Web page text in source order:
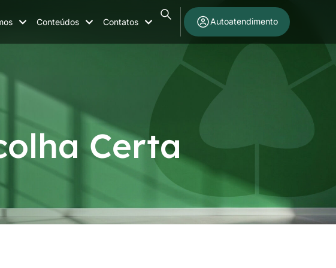
Conteúdos Contatos Autoatendimento
Certa